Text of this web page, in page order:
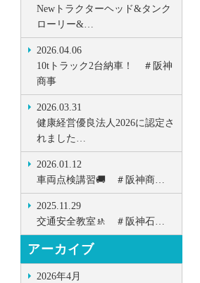
Newトラクターヘッド&タンク
ローリー&…
2026.04.06
10tトラック2台納車！ ＃阪神
商事
2026.03.31
健康経営優良法人2026に認定さ
れました…
2026.01.12
車両点検講習🚚 ＃阪神商…
2025.11.29
交通安全教室🚸 ＃阪神石…
アーカイブ
2026年4月